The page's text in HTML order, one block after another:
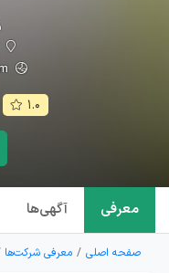
www.nooraneh.com
۱.۰
معرفی آگهی‌ها
صفحه اصلی معرفی شرکت‌ها